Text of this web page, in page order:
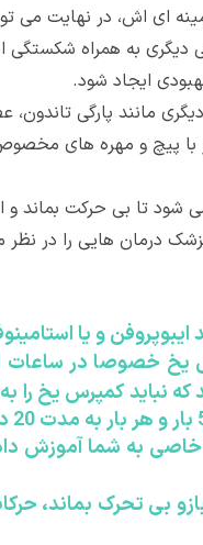
ای اش، در نهایت می
به همراه شکستگی
ایجاد شود.
مانند پارگی
با پیچ و مهره های
می شود تا بی حرکت
درمان هایی را در نظر
و یا
خصوصا در ساعات
نباید کمپرس یخ را
خاصی به شما
بی تحرک بماند،